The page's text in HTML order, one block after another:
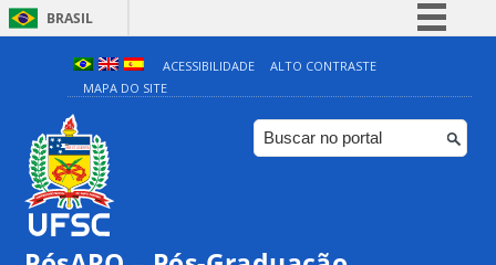
BRASIL
Simplifique!
Comunica BR
Participe
ACESSIBILIDADE
ALTO CONTRASTE
MAPA DO SITE